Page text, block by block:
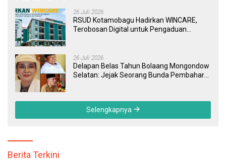
26 Juli 2026
RSUD Kotamobagu Hadirkan WINCARE,
Terobosan Digital untuk Pengaduan
26 Juli 2026
Delapan Belas Tahun Bolaang Mongondow
Selatan: Jejak Seorang Bunda Pembaharu
Selengkapnya
Berita Terkini